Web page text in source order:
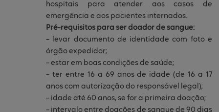
hospitais para atender aos casos de
emergência e aos pacientes internados.
Pré-requisitos para ser doador de sangue:
– levar documento de identidade com foto e
órgão expedidor;
– estar em boas condições de saúde;
– ter entre 16 a 69 anos de idade (de 16 a 17
anos com autorização do responsável legal);
– idade até 60 anos, se for a primeira doação;
– intervalo entre doações de sangue de 90 dias